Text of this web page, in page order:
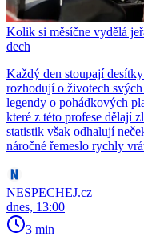
Kolik si měsíčne vydělá
dech
Každý den stoupají
rozhodují o životech
legendy o pohádkových
které z této profese dělají
statistik však odhalují
náročné řemeslo rychly
NESPECHEJ.cz
dnes, 13:00
3 min